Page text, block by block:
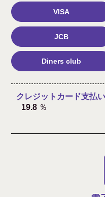
VISA
JCB
Diners club
クレジットカード支払
19.8